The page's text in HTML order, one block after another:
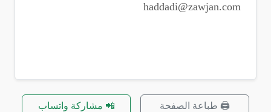
haddadi@zawjan.com
🖨️ طباعة الصفحة 📲 مشاركة واتساب